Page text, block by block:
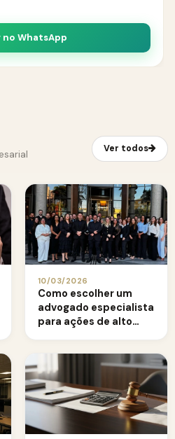
no WhatsApp
Ver todos
10/03/2026
Como escolher um
advogado especialista
para ações de alto